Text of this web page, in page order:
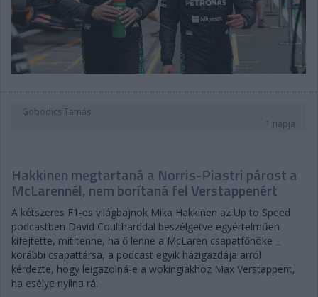
Gobodics Tamás
1 napja
Hakkinen megtartaná a Norris-Piastri párost a
McLarennél, nem borítaná fel Verstappenért
A kétszeres F1-es világbajnok Mika Hakkinen az Up to Speed
podcastben David Coultharddal beszélgetve egyértelműen
kifejtette, mit tenne, ha ő lenne a McLaren csapatfőnöke –
korábbi csapattársa, a podcast egyik házigazdája arról
kérdezte, hogy leigazolná-e a wokingiakhoz Max Verstappent,
ha esélye nyílna rá.